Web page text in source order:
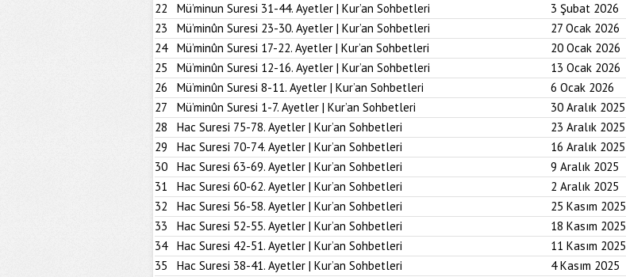
22
Mü’minun Suresi 31-44. Ayetler | Kur’an Sohbetleri 3 Şubat 2026
23
Mü’minûn Suresi 23-30. Ayetler | Kur’an Sohbetleri 27 Ocak 2026
24
Mü’minûn Suresi 17-22. Ayetler | Kur’an Sohbetleri 20 Ocak 2026
25
Mü’minûn Suresi 12-16. Ayetler | Kur’an Sohbetleri 13 Ocak 2026
26
Mü’minûn Suresi 8-11. Ayetler | Kur’an Sohbetleri 6 Ocak 2026
27
Mü’minûn Suresi 1-7. Ayetler | Kur’an Sohbetleri 30 Aralık 2025
28
Hac Suresi 75-78. Ayetler | Kur’an Sohbetleri 23 Aralık 2025
29
Hac Suresi 70-74. Ayetler | Kur’an Sohbetleri 16 Aralık 2025
30
Hac Suresi 63-69. Ayetler | Kur’an Sohbetleri 9 Aralık 2025
31
Hac Suresi 60-62. Ayetler | Kur’an Sohbetleri 2 Aralık 2025
32
Hac Suresi 56-58. Ayetler | Kur’an Sohbetleri 25 Kasım 2025
33
Hac Suresi 52-55. Ayetler | Kur’an Sohbetleri 18 Kasım 2025
34
Hac Suresi 42-51. Ayetler | Kur’an Sohbetleri 11 Kasım 2025
35
Hac Suresi 38-41. Ayetler | Kur’an Sohbetleri 4 Kasım 2025